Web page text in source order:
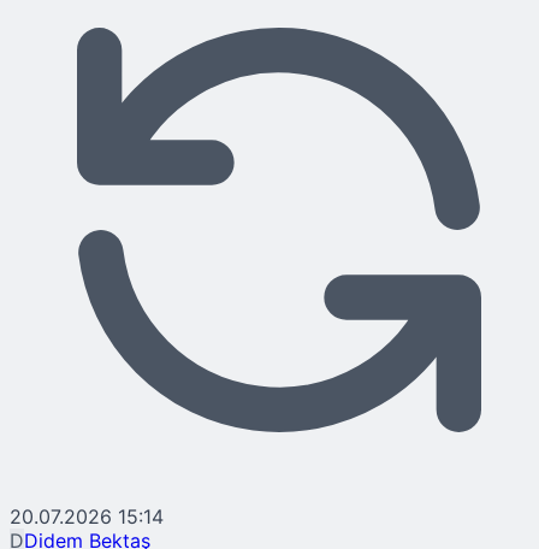
20.07.2026 15:14
DDidem Bektaş